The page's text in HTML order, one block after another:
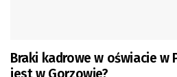
Braki kadrowe w oświacie w
jest w Gorzowie?